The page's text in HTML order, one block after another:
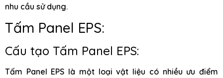
nhu cầu sử dụng.
Tấm Panel EPS:
Cấu tạo Tấm Panel EPS:
Tấm Panel EPS là một loại vật liệu có nhiều ưu điểm